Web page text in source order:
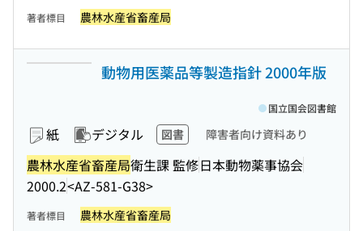
著者標目 農林水産省畜産局
動物用医薬品等製造指針 2000年版
紙 デジタル 図書 障害者向け資料あり
農林水産省畜産局衛生課 監修日本動物薬事協会
2000.2<AZ-581-G38>
国立国会図書館
著者標目 農林水産省畜産局